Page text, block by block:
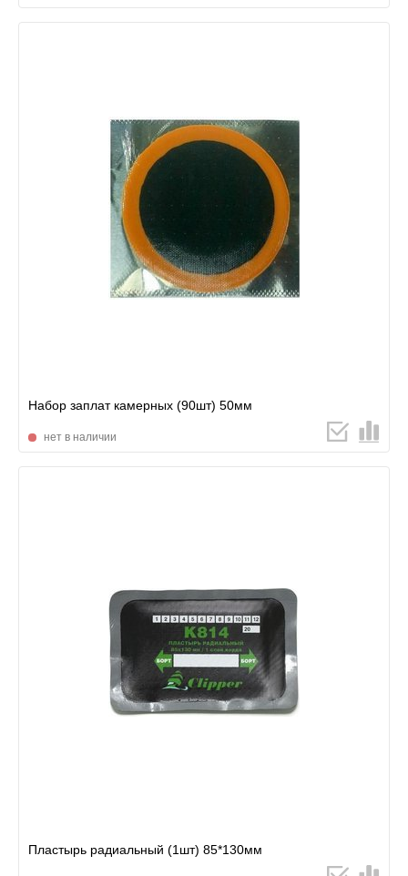
Набор заплат камерных (90шт) 50мм
нет в наличии
Пластырь радиальный (1шт) 85*130мм